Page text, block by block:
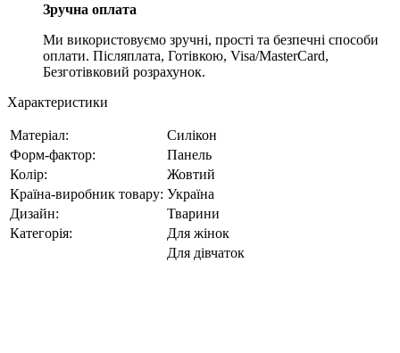
Зручна оплата
Ми використовуємо зручні, прості та безпечні способи
оплати. Післяплата, Готівкою, Visa/MasterCard,
Безготівковий розрахунок.
Характеристики
Матеріал:
Силікон
Форм-фактор:
Панель
Колір:
Жовтий
Країна-виробник товару: Україна
Дизайн:
Тварини
Категорія:
Для жінок
Для дівчаток